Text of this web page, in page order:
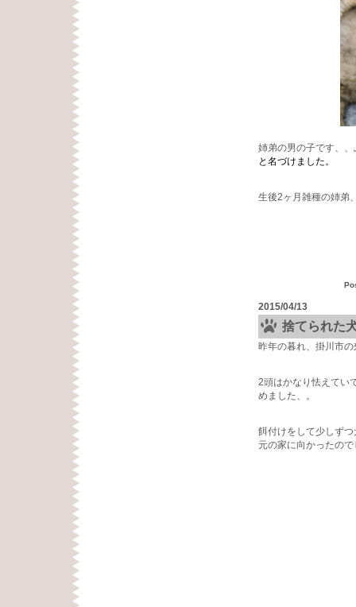
姉弟の男の子です、
と名づけました。
生後2ヶ月雑種の姉弟
2015/04/13
捨てられた
昨年の暮れ、掛川市
2頭はかなり怯えてい
めました、。
餌付けをして少しず
元の家に向かったの